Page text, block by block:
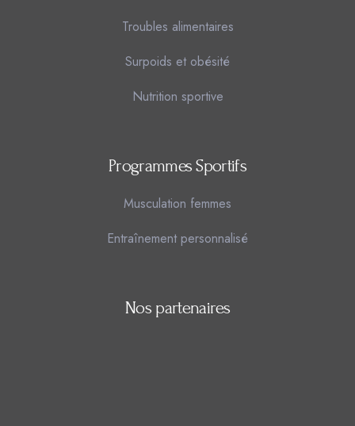
Troubles alimentaires
Surpoids et obésité
Nutrition sportive
Programmes Sportifs
Musculation femmes
Entraînement personnalisé
Nos partenaires